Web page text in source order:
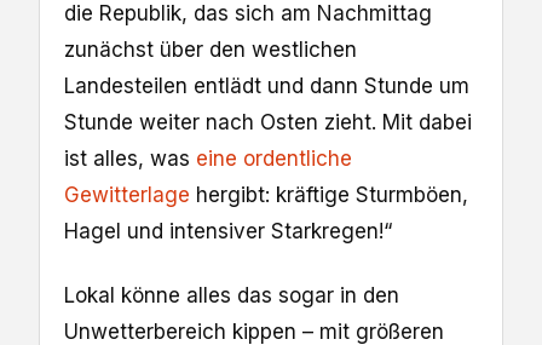
die Republik, das sich am Nachmittag
zunächst über den westlichen
Landesteilen entlädt und dann Stunde um
Stunde weiter nach Osten zieht. Mit dabei
ist alles, was eine ordentliche
Gewitterlage hergibt: kräftige Sturmböen,
Hagel und intensiver Starkregen!“
Lokal könne alles das sogar in den
Unwetterbereich kippen – mit größeren